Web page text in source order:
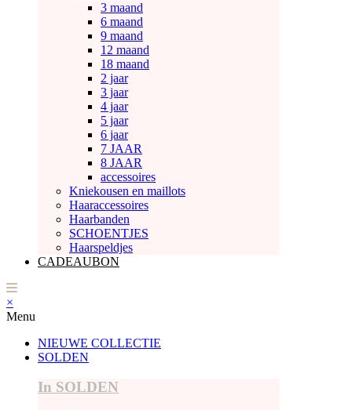
3 maand
6 maand
9 maand
12 maand
18 maand
2 jaar
3 jaar
4 jaar
5 jaar
6 jaar
7 JAAR
8 JAAR
accessoires
Kniekousen en maillots
Haaraccessoires
Haarbanden
SCHOENTJES
Haarspeldjes
CADEAUBON
×
Menu
NIEUWE COLLECTIE
SOLDEN
In SOLDEN